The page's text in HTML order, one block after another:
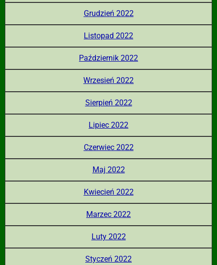
Grudzień 2022
Listopad 2022
Październik 2022
Wrzesień 2022
Sierpień 2022
Lipiec 2022
Czerwiec 2022
Maj 2022
Kwiecień 2022
Marzec 2022
Luty 2022
Styczeń 2022